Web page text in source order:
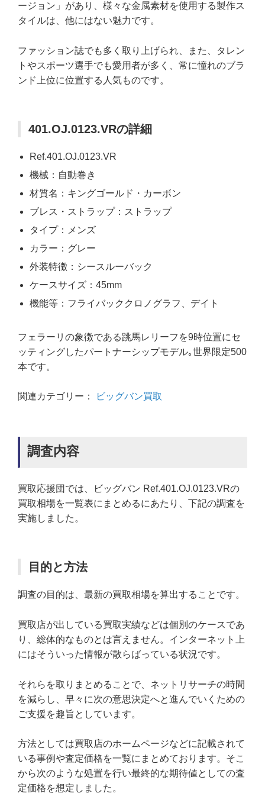
ージョン」があり、様々な金属素材を使用する製作ス
タイルは、他にはない魅力です。
ファッション誌でも多く取り上げられ、また、タレン
トやスポーツ選手でも愛用者が多く、常に憧れのブラ
ンド上位に位置する人気ものです。
401.OJ.0123.VRの詳細
Ref.401.OJ.0123.VR
機械：自動巻き
材質名：キングゴールド・カーボン
ブレス・ストラップ：ストラップ
タイプ：メンズ
カラー：グレー
外装特徴：シースルーバック
ケースサイズ：45mm
機能等：フライバッククロノグラフ、デイト
フェラーリの象徴である跳馬レリーフを9時位置にセ
ッティングしたパートナーシップモデル｡世界限定500
本です。
関連カテゴリー： ビッグバン買取
調査内容
買取応援団では、ビッグバン Ref.401.OJ.0123.VRの
買取相場を一覧表にまとめるにあたり、下記の調査を
実施しました。
目的と方法
調査の目的は、最新の買取相場を算出することです。
買取店が出している買取実績などは個別のケースであ
り、総体的なものとは言えません。インターネット上
にはそういった情報が散らばっている状況です。
それらを取りまとめることで、ネットリサーチの時間
を減らし、早々に次の意思決定へと進んでいくための
ご支援を趣旨としています。
方法としては買取店のホームページなどに記載されて
いる事例や査定価格を一覧にまとめております。そこ
から次のような処置を行い最終的な期待値としての査
定価格を想定しました。